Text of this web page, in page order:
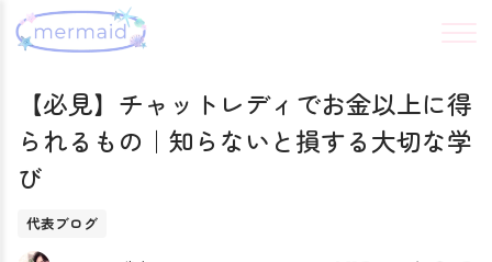
【必見】チャットレディでお金以上に得
られるもの｜知らないと損する大切な学
び
代表ブログ